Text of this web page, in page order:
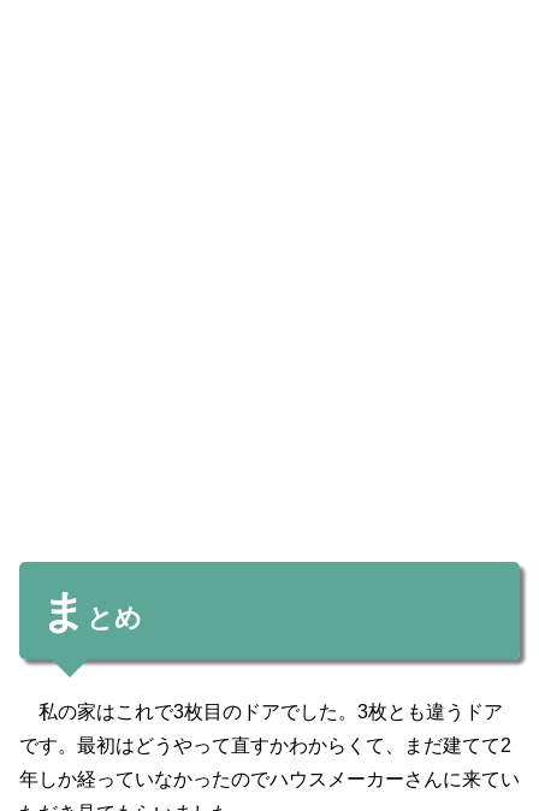
ま とめ
私の家はこれで3枚目のドアでした。3枚とも違うドア
です。最初はどうやって直すかわからくて、まだ建てて2
年しか経っていなかったのでハウスメーカーさんに来てい